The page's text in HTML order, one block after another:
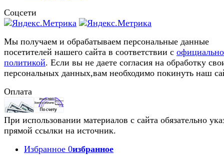
Соцсети
Мы получаем и обрабатываем персональные данные
посетителей нашего сайта в соответствии с
политикой. Если вы не даете согласия на обработку
персональных данных,вам необходимо покинуть наш
Оплата
При использовании материалов с сайта обязательно
прямой ссылки на источник.
Избранное 0избранное